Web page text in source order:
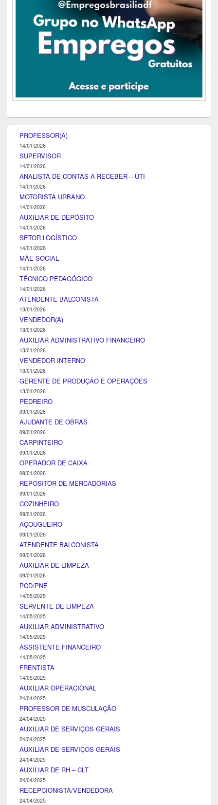
PROFESSOR(A)
14/01/2026
SUPERVISOR
14/01/2026
ANALISTA DE CONTAS A RECEBER – UTI
14/01/2026
MOTORISTA URBANO
14/01/2026
AUXILIAR DE DEPÓSITO
14/01/2026
SETOR LOGÍSTICO
14/01/2026
MÃE SOCIAL
14/01/2026
TÉCNICO PEDAGÓGICO
14/01/2026
ATENDENTE BALCONISTA
13/01/2026
VENDEDOR(A)
13/01/2026
AUXILIAR ADMINISTRATIVO FINANCEIRO
13/01/2026
VENDEDOR INTERNO
13/01/2026
GERENTE DE PRODUÇÃO E OPERAÇÕES
13/01/2026
PEDREIRO
09/01/2026
AJUDANTE DE OBRAS
09/01/2026
CARPINTEIRO
09/01/2026
OPERADOR DE CAIXA
09/01/2026
REPOSITOR DE MERCADORIAS
09/01/2026
COZINHEIRO
09/01/2026
AÇOUGUEIRO
09/01/2026
ATENDENTE BALCONISTA
09/01/2026
AUXILIAR DE LIMPEZA
09/01/2026
PCD/PNE
14/05/2025
SERVENTE DE LIMPEZA
14/05/2025
AUXILIAR ADMINISTRATIVO
14/05/2025
ASSISTENTE FINANCEIRO
14/05/2025
FRENTISTA
14/05/2025
AUXILIAR OPERACIONAL
24/04/2025
PROFESSOR DE MUSCULAÇÃO
24/04/2025
AUXILIAR DE SERVIÇOS GERAIS
24/04/2025
AUXILIAR DE SERVIÇOS GERAIS
24/04/2025
AUXILIAR DE RH – CLT
24/04/2025
RECEPCIONISTA/VENDEDORA
24/04/2025